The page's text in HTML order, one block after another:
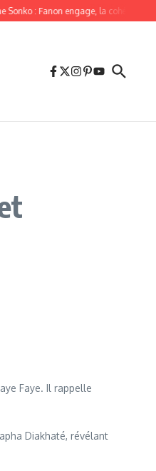
: Fanon engage, la cohérence
Faye. Il rappelle
Diakhaté, révélant